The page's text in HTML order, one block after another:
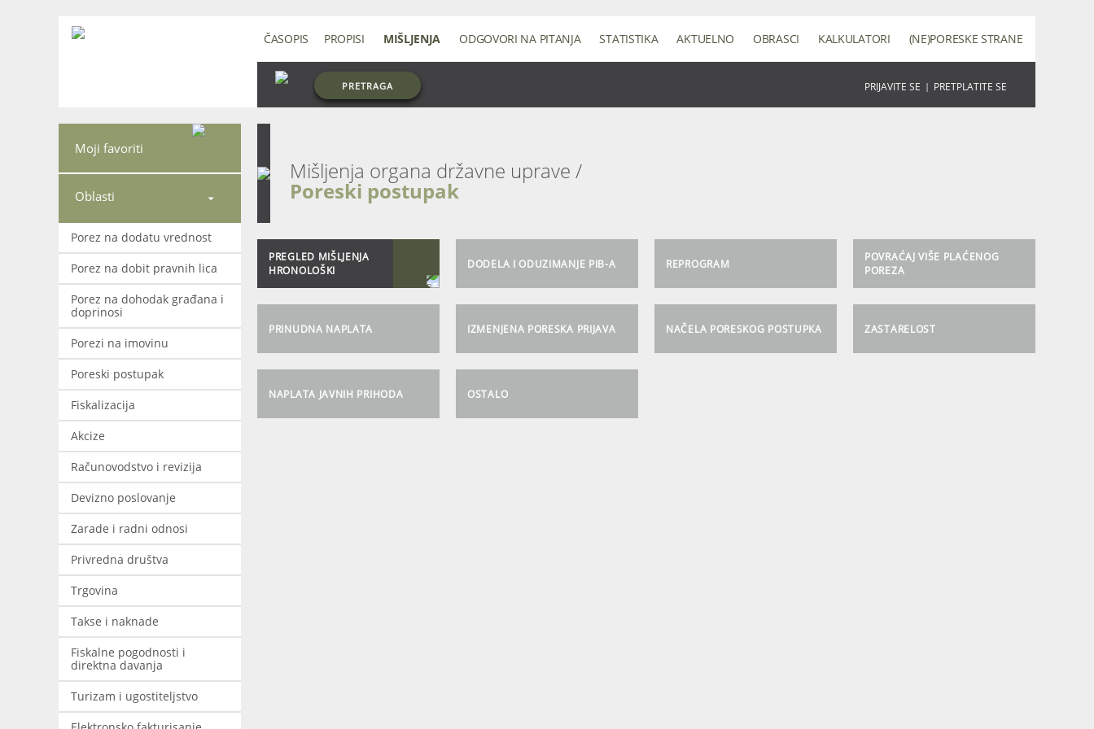
PRETRAGA PRIJAVITE SE | PRETPLATITE SE
ČASOPIS PROPISI MIŠLJENJA ODGOVORI NA PITANJA STATISTIKA AKTUELNO OBRASCI KALKULATORI (NE)PORESKE STRANE
Moji favoriti
Oblasti 
Porez na dodatu vrednost
Porez na dobit pravnih lica
Porez na dohodak građana i
doprinosi
Porezi na imovinu
Poreski postupak
Fiskalizacija
Akcize
Računovodstvo i revizija
Devizno poslovanje
Zarade i radni odnosi
Privredna društva
Trgovina
Takse i naknade
Fiskalne pogodnosti i
direktna davanja
Turizam i ugostiteljstvo
Poreski postupak
PREGLED MIŠLJENJA
HRONOLOŠKI
DODELA I ODUZIMANJE PIB-A REPROGRAM
POVRAĆAJ VIŠE PLAĆENOG
POREZA
PRINUDNA NAPLATA IZMENJENA PORESKA PRIJAVA NAČELA PORESKOG POSTUPKA ZASTARELOST
NAPLATA JAVNIH PRIHODA OSTALO